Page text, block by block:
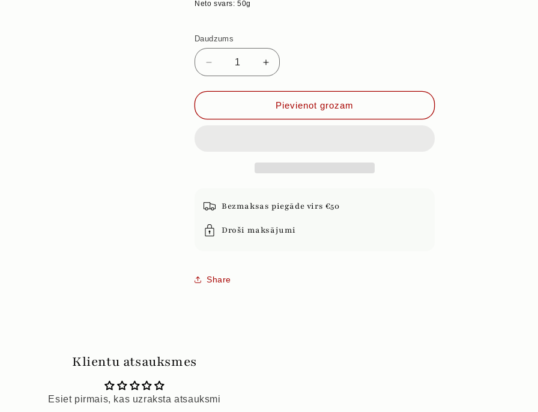
Neto svars: 50g
Daudzums
Samazināt
daudzumu
priekš
ČILLĪ
Palielināt
daudzumu
priekš
KŪPINĀTS
ČILLĪ
Pievienot grozam
Bezmaksas piegāde virs €50
Droši maksājumi
Share
Klientu atsauksmes
Esiet pirmais, kas uzraksta atsauksmi